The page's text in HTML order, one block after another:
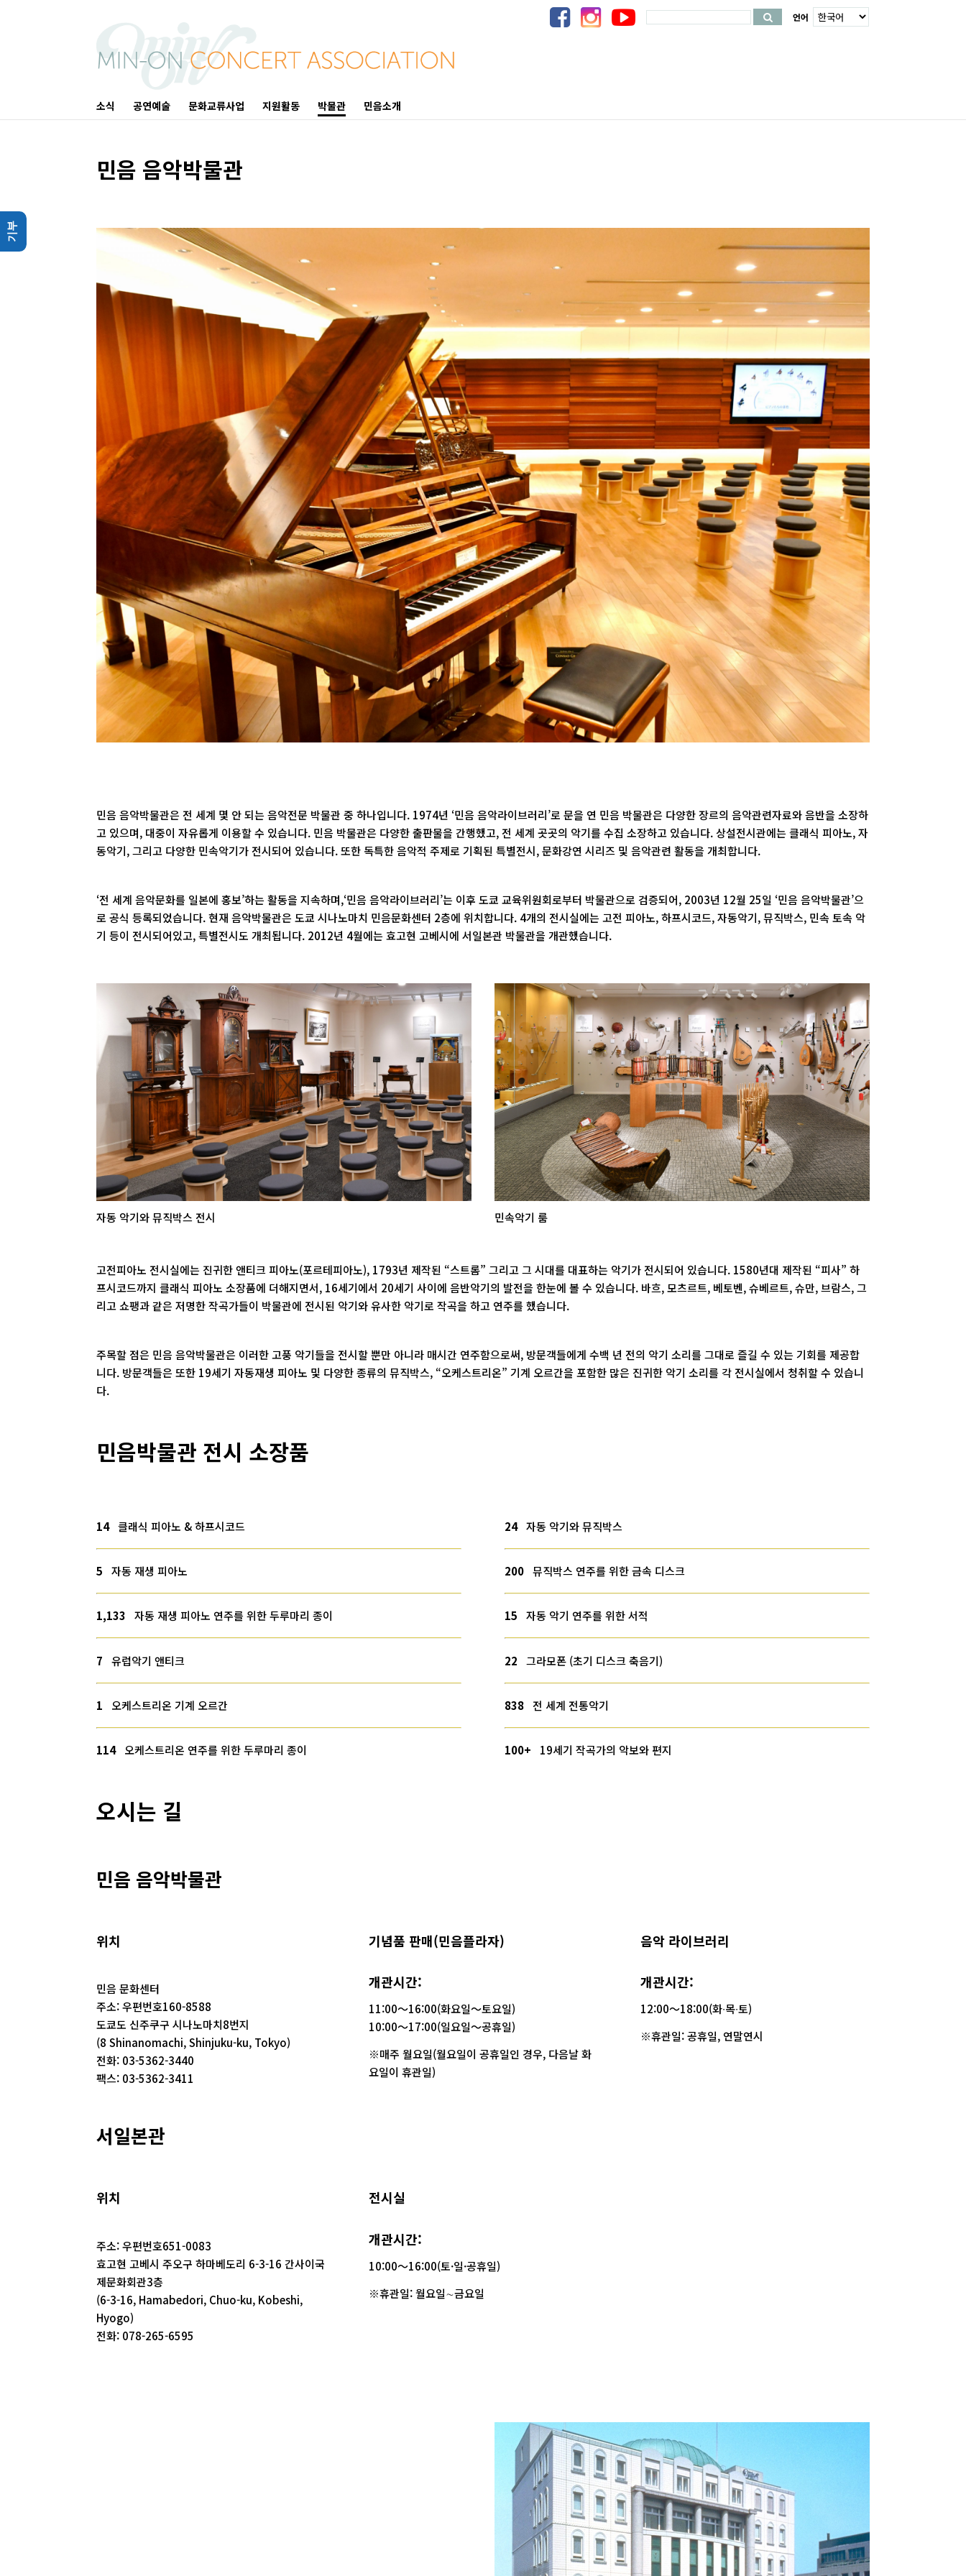
Search 언어
소식 공연예술 문화교류사업 지원활동 박물관 민음소개
민음 음악박물관
민음 음악박물관은 전 세계 몇 안 되는 음악전문 박물관 중 하나입니다. 1974년 ‘민음 음악라이브러리’로 문을 연 민음 박물관은 다양한 장르의 음악관련자료와 음반을 소장하
고 있으며, 대중이 자유롭게 이용할 수 있습니다. 민음 박물관은 다양한 출판물을 간행했고, 전 세계 곳곳의 악기를 수집 소장하고 있습니다. 상설전시관에는 클래식 피아노, 자
동악기, 그리고 다양한 민속악기가 전시되어 있습니다. 또한 독특한 음악적 주제로 기획된 특별전시, 문화강연 시리즈 및 음악관련 활동을 개최합니다.
‘전 세계 음악문화를 일본에 홍보’하는 활동을 지속하며,‘민음 음악라이브러리’는 이후 도쿄 교육위원회로부터 박물관으로 검증되어, 2003년 12월 25일 ‘민음 음악박물관’으
로 공식 등록되었습니다. 현재 음악박물관은 도쿄 시나노마치 민음문화센터 2층에 위치합니다. 4개의 전시실에는 고전 피아노, 하프시코드, 자동악기, 뮤직박스, 민속 토속 악
기 등이 전시되어있고, 특별전시도 개최됩니다. 2012년 4월에는 효고현 고베시에 서일본관 박물관을 개관했습니다.
자동 악기와 뮤직박스 전시 민속악기 룸
고전피아노 전시실에는 진귀한 앤티크 피아노(포르테피아노), 1793년 제작된 “스트롬” 그리고 그 시대를 대표하는 악기가 전시되어 있습니다. 1580년대 제작된 “피사” 하
프시코드까지 클래식 피아노 소장품에 더해지면서, 16세기에서 20세기 사이에 음반악기의 발전을 한눈에 볼 수 있습니다. 바흐, 모츠르트, 베토벤, 슈베르트, 슈만, 브람스, 그
리고 쇼팽과 같은 저명한 작곡가들이 박물관에 전시된 악기와 유사한 악기로 작곡을 하고 연주를 했습니다.
주목할 점은 민음 음악박물관은 이러한 고풍 악기들을 전시할 뿐만 아니라 매시간 연주함으로써, 방문객들에게 수백 년 전의 악기 소리를 그대로 즐길 수 있는 기회를 제공합
니다. 방문객들은 또한 19세기 자동재생 피아노 및 다양한 종류의 뮤직박스, “오케스트리온” 기계 오르간을 포함한 많은 진귀한 악기 소리를 각 전시실에서 청취할 수 있습니
다.
민음박물관 전시 소장품
14클래식 피아노 & 하프시코드
5 자동 재생 피아노
1,133 자동 재생 피아노 연주를 위한 두루마리 종이
7 유럽악기 앤티크
1 오케스트리온 기계 오르간
114오케스트리온 연주를 위한 두루마리 종이
24자동 악기와 뮤직박스
200뮤직박스 연주를 위한 금속 디스크
15 자동 악기 연주를 위한 서적
22 그라모폰 (초기 디스크 축음기)
838전 세계 전통악기
100+ 19세기 작곡가의 악보와 편지
오시는 길
민음 음악박물관
위치
민음 문화센터
주소: 우편번호160-8588
도쿄도 신주쿠구 시나노마치8번지
(8 Shinanomachi, Shinjuku-ku, Tokyo)
전화: 03-5362-3440
팩스: 03-5362-3411
기념품 판매(민음플라자)
개관시간:
11:00〜16:00(화요일〜토요일)
10:00〜17:00(일요일〜공휴일)
※매주 월요일(월요일이 공휴일인 경우, 다음날 화
요일이 휴관일)
음악 라이브러리
개관시간:
12:00〜18:00(화∙목∙토)
※휴관일: 공휴일, 연말연시
서일본관
위치
주소: 우편번호651-0083
효고현 고베시 주오구 하마베도리 6-3-16 간사이국
제문화회관3층
(6-3-16, Hamabedori, Chuo-ku, Kobeshi,
Hyogo)
전화: 078-265-6595
전시실
개관시간:
10:00～16:00(토·일·공휴일)
※휴관일: 월요일∼금요일
기부